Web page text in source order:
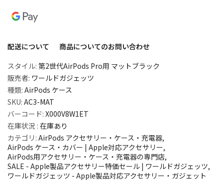
配送について
商品についてのお問い合わせ
スタイル: 第2世代AirPods Pro用 マットブラック
販売者: ワールドガジェッツ
種類: AirPods ケース
SKU: AC3-MAT
バーコード: X000V8W1ET
在庫状況 : 在庫あり
カテゴリ: AirPods アクセサリー・ケース・充電器
AirPods ケース・カバー | Apple対応アクセサリー
AirPods用アクセサリー・ケース・充電器の専門店
SALE - Apple製品アクセサリー特価セール | ワールドガジェッツ
ワールドガジェッツ - Apple製品対応アクセサリー・ガジェット